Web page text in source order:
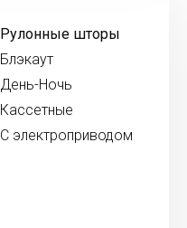
Рулонные шторы
Блэкаут
День-Ночь
Кассетные
С электроприводом